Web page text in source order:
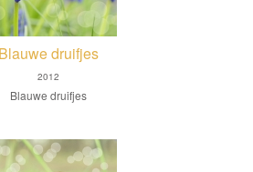
Blauwe druifjes
2012
Blauwe druifjes